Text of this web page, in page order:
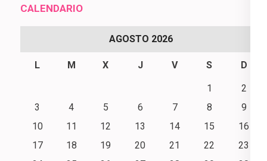
CALENDARIO
AGOSTO 2026
L M X J V S D
1
2
3
4 5 6 7 8
9
10
11 12 13 14 15
16
17
18 19 20 21 22
23